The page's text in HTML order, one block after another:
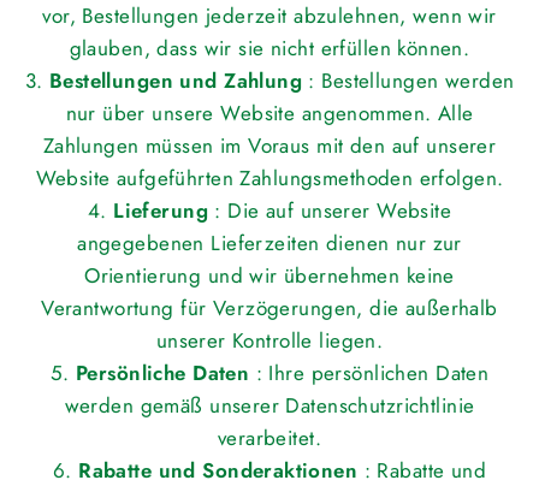
vor, Bestellungen jederzeit abzulehnen, wenn wir
glauben, dass wir sie nicht erfüllen können.
3. Bestellungen und Zahlung : Bestellungen werden
nur über unsere Website angenommen. Alle
Zahlungen müssen im Voraus mit den auf unserer
Website aufgeführten Zahlungsmethoden erfolgen.
4. Lieferung : Die auf unserer Website
angegebenen Lieferzeiten dienen nur zur
Orientierung und wir übernehmen keine
Verantwortung für Verzögerungen, die außerhalb
unserer Kontrolle liegen.
5. Persönliche Daten : Ihre persönlichen Daten
werden gemäß unserer Datenschutzrichtlinie
verarbeitet.
6. Rabatte und Sonderaktionen : Rabatte und